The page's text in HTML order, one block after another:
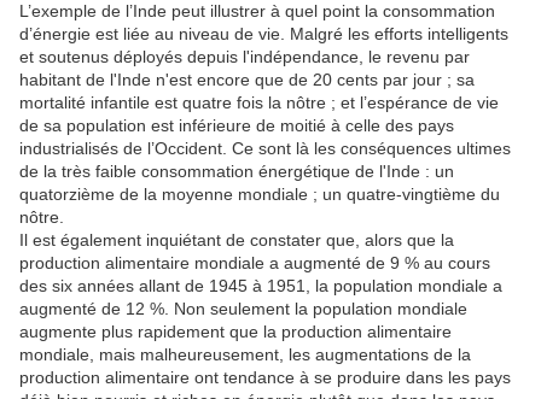
L’exemple de l’Inde peut illustrer à quel point la consommation
d’énergie est liée au niveau de vie. Malgré les efforts intelligents
et soutenus déployés depuis l'indépendance, le revenu par
habitant de l'Inde n'est encore que de 20 cents par jour ; sa
mortalité infantile est quatre fois la nôtre ; et l’espérance de vie
de sa population est inférieure de moitié à celle des pays
industrialisés de l’Occident. Ce sont là les conséquences ultimes
de la très faible consommation énergétique de l'Inde : un
quatorzième de la moyenne mondiale ; un quatre-vingtième du
nôtre.
Il est également inquiétant de constater que, alors que la
production alimentaire mondiale a augmenté de 9 % au cours
des six années allant de 1945 à 1951, la population mondiale a
augmenté de 12 %. Non seulement la population mondiale
augmente plus rapidement que la production alimentaire
mondiale, mais malheureusement, les augmentations de la
production alimentaire ont tendance à se produire dans les pays